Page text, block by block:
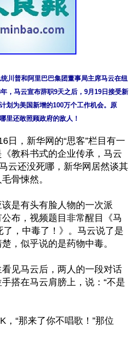
川普和阿里巴巴集团董事局主席马云在纽
，马云宣布辞职9天之后，9月19日接受新
划为美国新增的100万个工作机会。原
里还敢照顾政府的敌人！
日，新华网的“思客”栏目有一
教科书式的企业传承，马云
云还没死哪，新华网居然谈其
骨悚然。
是有头有脸人物的一次派
布，视频题目非常醒目《马
了，中毒了！》。马云说了是
，似乎说的是药物中毒。
见马云后，两人的一段对话
搭在马云肩膀上，说：“不是
，“那来了你不唱歌！”那位